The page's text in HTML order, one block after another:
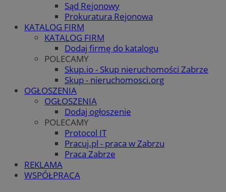
Sąd Rejonowy
Prokuratura Rejonowa
KATALOG FIRM
KATALOG FIRM
Dodaj firmę do katalogu
POLECAMY
Skup.io - Skup nieruchomości Zabrze
Skup - nieruchomosci.org
OGŁOSZENIA
OGŁOSZENIA
Dodaj ogłoszenie
POLECAMY
Protocol IT
Pracuj.pl - praca w Zabrzu
Praca Zabrze
REKLAMA
WSPÓŁPRACA